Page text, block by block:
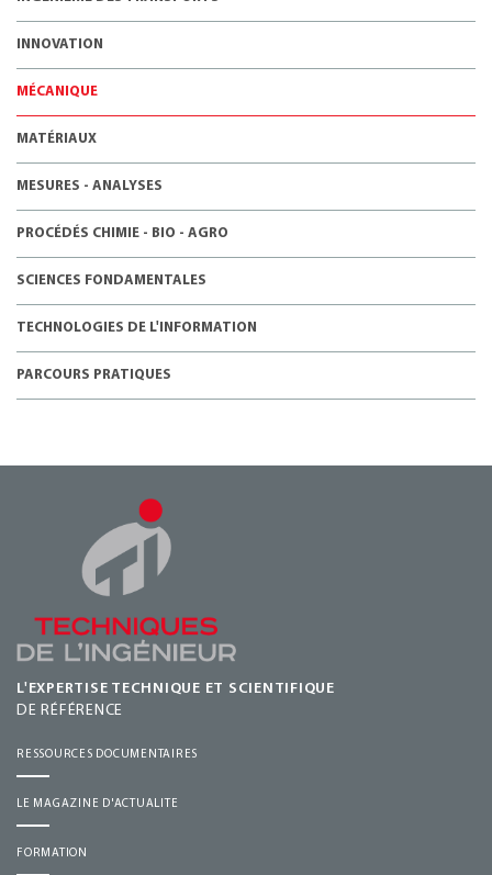
INNOVATION
MÉCANIQUE
MATÉRIAUX
MESURES - ANALYSES
PROCÉDÉS CHIMIE - BIO - AGRO
SCIENCES FONDAMENTALES
TECHNOLOGIES DE L'INFORMATION
PARCOURS PRATIQUES
L'EXPERTISE TECHNIQUE ET SCIENTIFIQUE
DE RÉFÉRENCE
RESSOURCES DOCUMENTAIRES
LE MAGAZINE D'ACTUALITE
FORMATION